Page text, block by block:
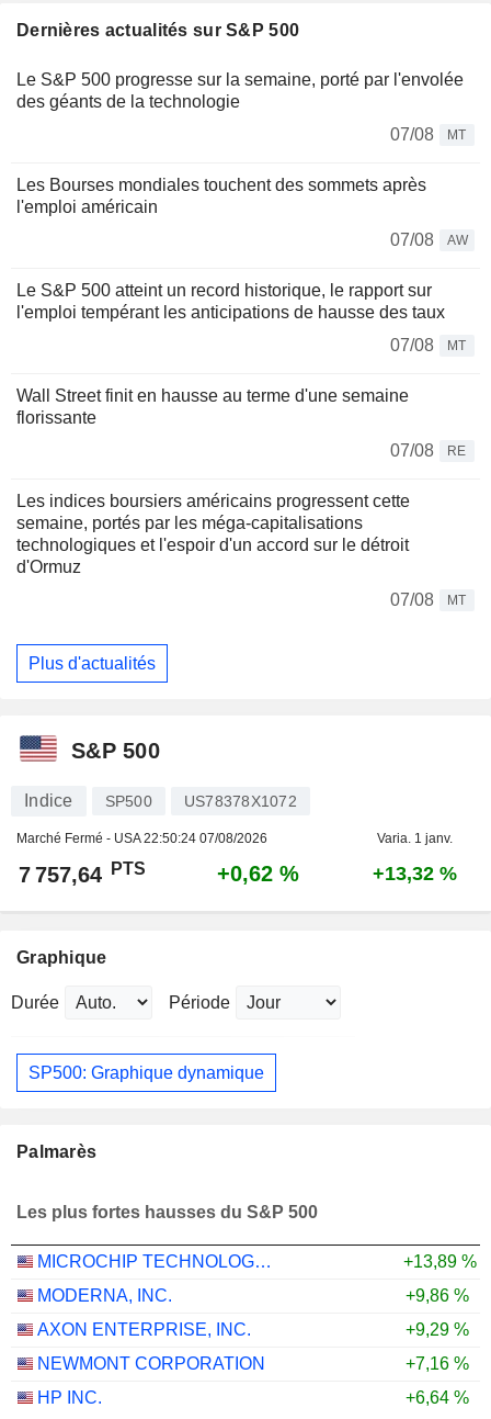
Dernières actualités sur S&P 500
Le S&P 500 progresse sur la semaine, porté par l'envolée
des géants de la technologie
07/08
MT
Les Bourses mondiales touchent des sommets après
l'emploi américain
07/08
AW
Le S&P 500 atteint un record historique, le rapport sur
l'emploi tempérant les anticipations de hausse des taux
07/08
MT
Wall Street finit en hausse au terme d'une semaine
florissante
07/08
RE
Les indices boursiers américains progressent cette
semaine, portés par les méga-capitalisations
technologiques et l'espoir d'un accord sur le détroit
d'Ormuz
07/08
MT
Plus d'actualités
S&P 500
Indice SP500 US78378X1072
Marché Fermé - USA22:50:24 07/08/2026 Varia. 1 janv.
7 757,64 PTS +0,62 % +13,32 %
Graphique
Durée Période
SP500: Graphique dynamique
Palmarès
Les plus fortes hausses du S&P 500
MICROCHIP TECHNOLOGY INCORPORATED
+13,89 %
MODERNA, INC.
+9,86 %
AXON ENTERPRISE, INC.
+9,29 %
NEWMONT CORPORATION
+7,16 %
HP INC.
+6,64 %